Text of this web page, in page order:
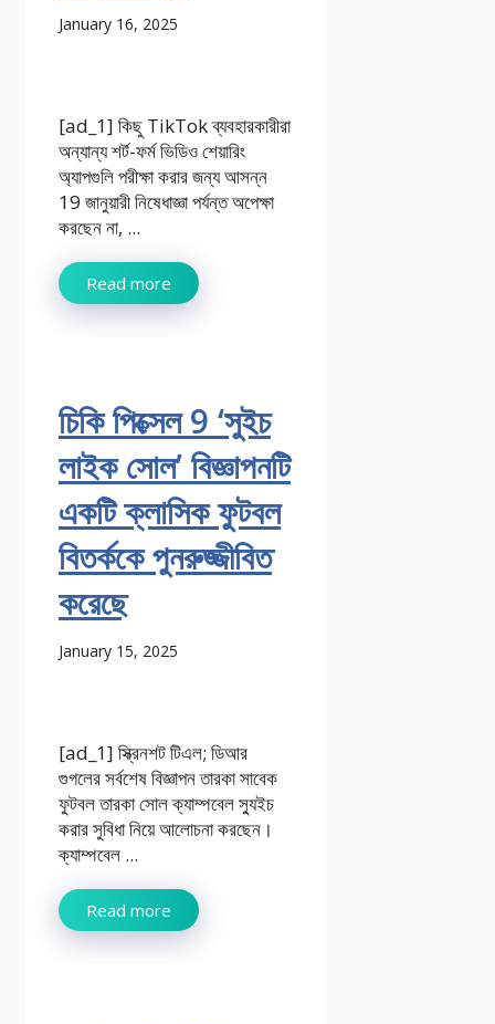
January 16, 2025
[ad_1] কিছু TikTok ব্যবহারকারীরা
অন্যান্য শর্ট-ফর্ম ভিডিও শেয়ারিং
অ্যাপগুলি পরীক্ষা করার জন্য আসন্ন
19 জানুয়ারী নিষেধাজ্ঞা পর্যন্ত অপেক্ষা
করছেন না, ...
Read more
চিকি পিক্সেল 9 ‘সুইচ
লাইক সোল’ বিজ্ঞাপনটি
একটি ক্লাসিক ফুটবল
বিতর্ককে পুনরুজ্জীবিত
করেছে
January 15, 2025
[ad_1] স্ক্রিনশট টিএল; ডিআর
গুগলের সর্বশেষ বিজ্ঞাপন তারকা সাবেক
ফুটবল তারকা সোল ক্যাম্পবেল স্যুইচ
করার সুবিধা নিয়ে আলোচনা করছেন।
ক্যাম্পবেল ...
Read more